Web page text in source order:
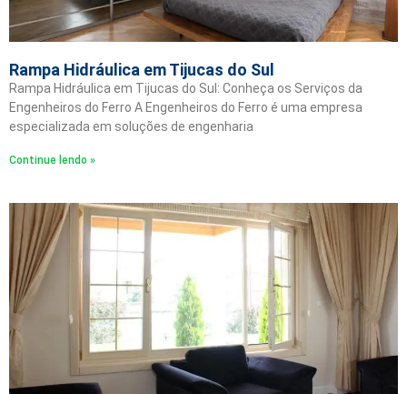
Rampa Hidráulica em Tijucas do Sul
Rampa Hidráulica em Tijucas do Sul: Conheça os Serviços da
Engenheiros do Ferro A Engenheiros do Ferro é uma empresa
especializada em soluções de engenharia
Continue lendo »